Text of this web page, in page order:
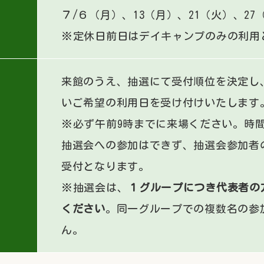
７/６（月）、13（月）、21（火）、27
※定休日前日はデイキャンプのみの利用
来館のうえ、抽選にて受付順位を決定し
いご希望の利用日を受け付けいたします
※必ず午前9時までに来場ください。時
抽選会への参加はできず、抽選会参加者
受付となります。
※抽選会は、
１グループにつき代表者
ください。同一グループでの複数名の参
ん。